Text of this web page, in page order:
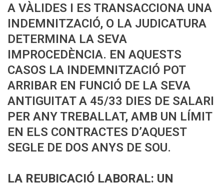
A VÀLIDES I ES TRANSACCIONA UNA
INDEMNITZACIÓ, O LA JUDICATURA
DETERMINA LA SEVA
IMPROCEDÈNCIA. EN AQUESTS
CASOS LA INDEMNITZACIÓ POT
ARRIBAR EN FUNCIÓ DE LA SEVA
ANTIGUITAT A 45/33 DIES DE SALARI
PER ANY TREBALLAT, AMB UN LÍMIT
EN ELS CONTRACTES D’AQUEST
SEGLE DE DOS ANYS DE SOU.
LA REUBICACIÓ LABORAL: UN